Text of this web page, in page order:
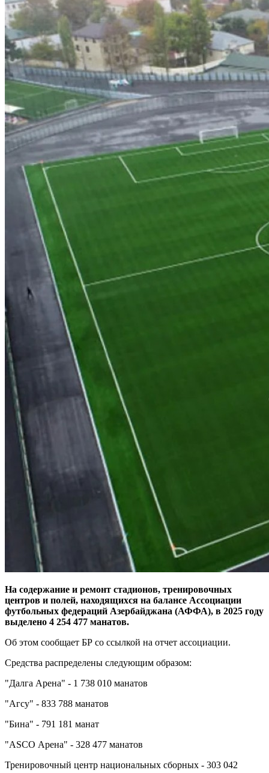
На содержание и ремонт стадионов, тренировочных
центров и полей, находящихся на балансе Ассоциации
футбольных федераций Азербайджана (АФФА), в 2025 году
выделено 4 254 477 манатов.
Об этом сообщает БР со ссылкой на отчет ассоциации.
Средства распределены следующим образом:
"Далга Арена" - 1 738 010 манатов
"Агсу" - 833 788 манатов
"Бина" - 791 181 манат
"ASCO Арена" - 328 477 манатов
Тренировочный центр национальных сборных - 303 042